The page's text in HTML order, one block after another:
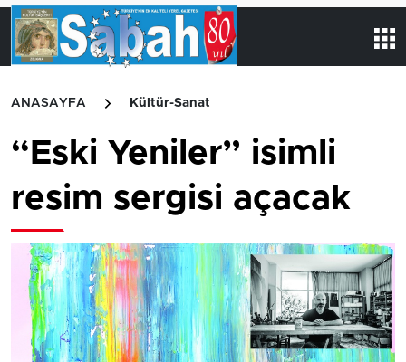
ANASAYFA Kültür-Sanat
“Eski Yeniler” isimli
resim sergisi açacak